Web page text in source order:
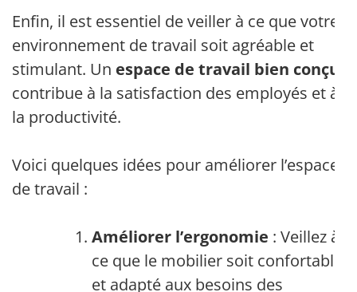
Enfin, il est essentiel de veiller à ce que votre
environnement de travail soit agréable et
stimulant. Un espace de travail bien conçu
contribue à la satisfaction des employés et à
la productivité.
Voici quelques idées pour améliorer l’espace
de travail :
Améliorer l’ergonomie : Veillez à
ce que le mobilier soit confortable
et adapté aux besoins des